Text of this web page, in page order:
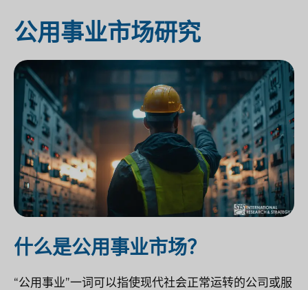
公用事业市场研究
什么是公用事业市场？
“公用事业”一词可以指使现代社会正常运转的公司或服